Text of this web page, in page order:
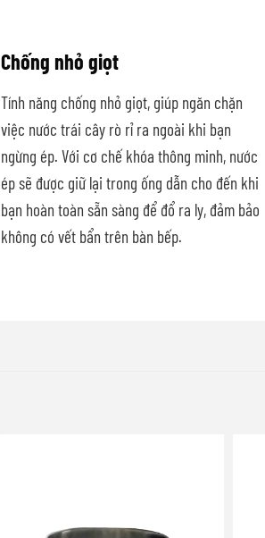
Chống nhỏ giọt
Tính năng chống nhỏ giọt, giúp ngăn chặn
việc nước trái cây rò rỉ ra ngoài khi bạn
ngừng ép. Với cơ chế khóa thông minh, nước
ép sẽ được giữ lại trong ống dẫn cho đến khi
bạn hoàn toàn sẵn sàng để đổ ra ly, đảm bảo
không có vết bẩn trên bàn bếp.